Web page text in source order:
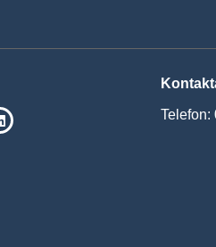
på Instagram Telefon: